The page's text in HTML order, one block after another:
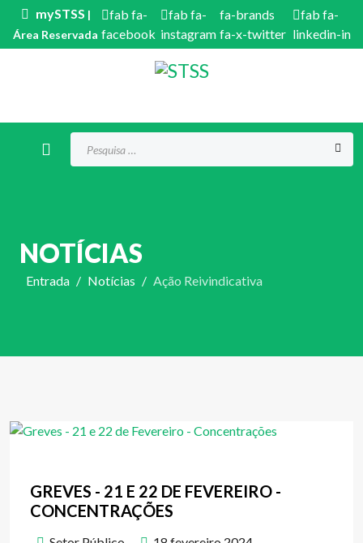
mySTSS |
Área Reservada
fab fa-
facebook
fab fa-
instagram
fa-brands
fa-x-twitter
fab fa-
linkedin-in
NOTÍCIAS
Entrada Notícias Ação Reivindicativa
GREVES - 21 E 22 DE FEVEREIRO -
CONCENTRAÇÕES